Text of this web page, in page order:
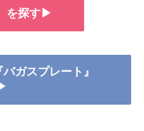
を探す▶
ガスプレート』